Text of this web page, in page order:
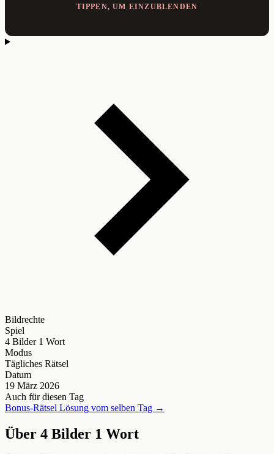
TIPPEN, UM EINZUBLENDEN
Bildrechte
Spiel
4 Bilder 1 Wort
Modus
Tägliches Rätsel
Datum
19 März 2026
Auch für diesen Tag
Bonus-Rätsel Lösung vom selben Tag →
Über 4 Bilder 1 Wort